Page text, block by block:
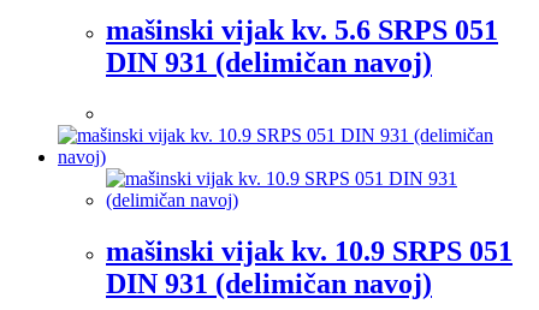
mašinski vijak kv. 5.6 SRPS 051
DIN 931 (delimičan navoj)
mašinski vijak kv. 10.9 SRPS 051
DIN 931 (delimičan navoj)